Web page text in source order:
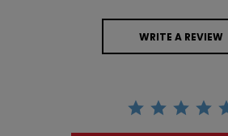
WRITE A REVIEW